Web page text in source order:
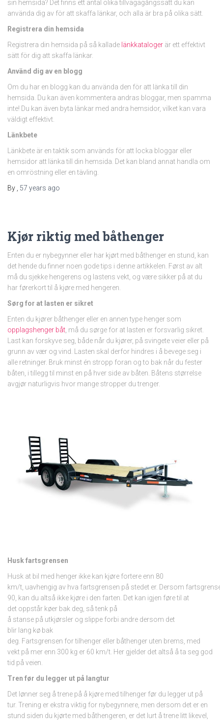
sin hemsida? Det finns ett antal olika tillvägagångssätt du kan
använda dig av för att skaffa länkar, och alla är bra på olika sätt.
Registrera din hemsida
Registrera din hemsida på så kallade länkkataloger är ett effektivt
sätt för dig att skaffa länkar.
Använd dig av en blogg
Om du har en blogg kan du använda den för att länka till din
hemsida. Du kan även kommentera andras bloggar, men spamma
inte! Du kan även byta länkar med andra hemsidor, vilket kan vara
väldigt effektivt.
Länkbete
Länkbete är en taktik som används för att locka bloggar eller
hemsidor att länka till din hemsida. Det kan bland annat handla om
en omröstning eller en tävling.
By
57 years ago
Kjør riktig med båthenger
Enten du er nybegynner eller har kjørt med båthenger en stund, kan
det hende du finner noen gode tips i denne artikkelen. Først av alt
må du sjekke hengerens og lastens vekt, og være sikker på at du
har førerkort til å kjøre med hengeren.
Sørg for at lasten er sikret
Enten du kjører båthenger eller en annen type henger som
opplagshenger båt , må du sørge for at lasten er forsvarlig sikret.
Last kan forskyve seg, både når du kjører, på svingete veier eller på
grunn av vær og vind. Lasten skal derfor hindres i å bevege seg i
alle retninger. Bruk minst én stropp foran og to bak når du fester
båten, i tillegg til minst en på hver side av båten. Båtens størrelse
avgjør naturligvis hvor mange stropper du trenger.
Husk fartsgrensen
Husk at bil med henger ikke kan kjøre fortere enn 80
km/t, uavhengig av hva fartsgrensen på stedet er. Dersom
90, kan du altså ikke kjøre i den farten. Det kan igjen føre til at
det oppstår køer bak deg, så tenk på
å stanse på utkjørsler og slippe forbi andre dersom det
blir lang kø bak
deg. Fartsgrensen for tilhenger eller båthenger uten brems, med
vekt på mer enn 300 kg er 60 km/t. Her gjelder det altså å ta seg god
tid på veien.
Tren før du legger ut på langtur
Det lønner seg å trene på å kjøre med tilhenger før du legger ut på
tur. Trening er ekstra viktig for nybegynnere, men dersom det er en
stund siden du kjørte med båthengeren, er det lurt å trene litt likevel,